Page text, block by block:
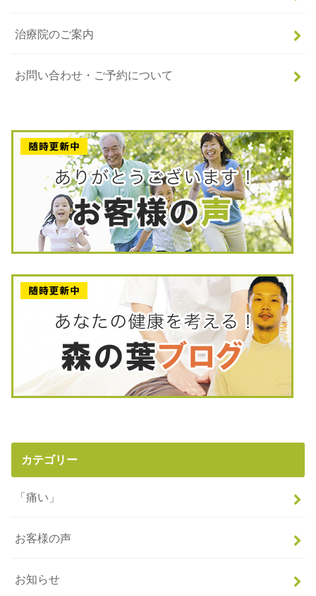
治療院のご案内
お問い合わせ・ご予約について
カテゴリー
「痛い」
お客様の声
お知らせ